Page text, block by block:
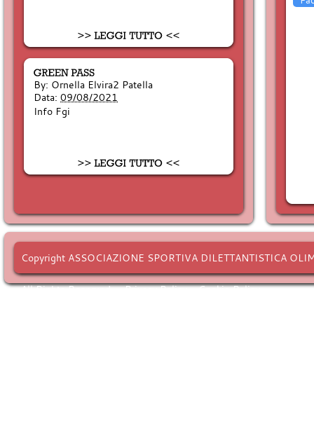
By: Ornella Elvira2 Patella
Data: 09/08/2021
Info Fgi
Copyright ASSOCIAZIONE SPORTIVA DILETTANTISTICA
All Rights Reserved. -Privacy Policy-Cookie Policy